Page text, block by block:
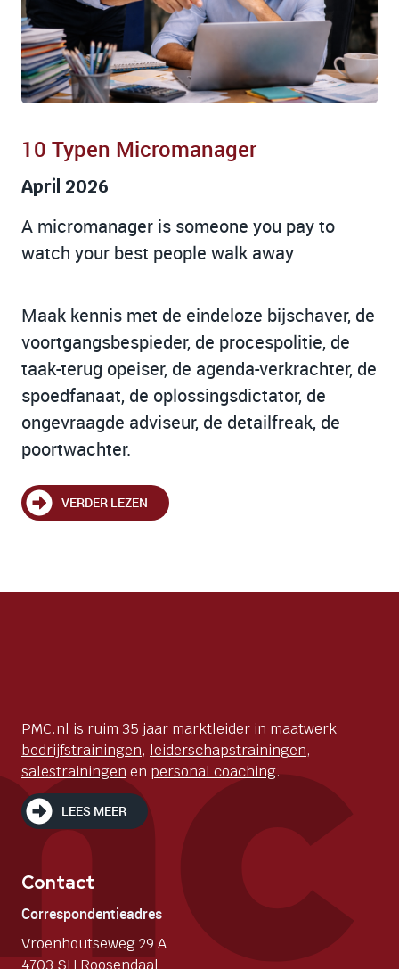
10 Typen Micromanager
April 2026
A micromanager is someone you pay to
watch your best people walk away
Maak kennis met de eindeloze bijschaver, de
voortgangsbespieder, de procespolitie, de
taak-terug opeiser, de agenda-verkrachter, de
spoedfanaat, de oplossingsdictator, de
ongevraagde adviseur, de detailfreak, de
poortwachter.
VERDER LEZEN
PMC.nl is ruim 35 jaar marktleider in maatwerk
bedrijfstrainingen, leiderschapstrainingen,
salestrainingen en personal coaching.
LEES MEER
Contact
Correspondentieadres
Vroenhoutseweg 29 A
4703 SH Roosendaal